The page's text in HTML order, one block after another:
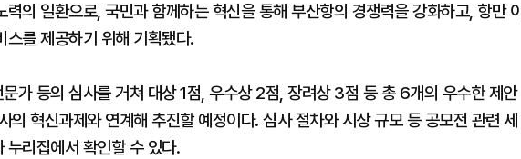
력의 일환으로, 국민과 함께하는 혁신을 통해 부산항의 경쟁력을 강화하고, 항만 이
스를 제공하기 위해 기획됐다.
가 등의 심사를 거쳐 대상 1점, 우수상 2점, 장려상 3점 등 총 6개의 우수한 제안
의 혁신과제와 연계해 추진할 예정이다. 심사 절차와 시상 규모 등 공모전 관련 세
누리집에서 확인할 수 있다.